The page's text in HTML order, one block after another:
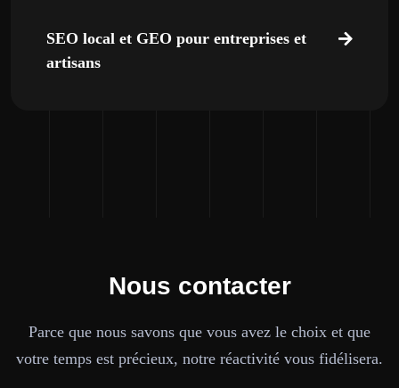
SEO local et GEO pour entreprises et
artisans
Nous contacter
Parce que nous savons que vous avez le choix et que
votre temps est précieux, notre réactivité vous fidélisera.